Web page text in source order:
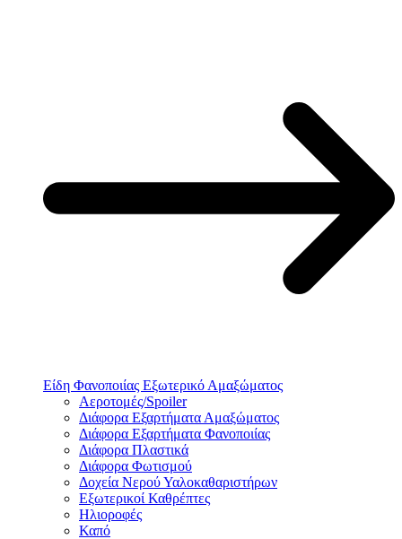
Είδη Φανοποιίας Εξωτερικό Αμαξώματος
Αεροτομές/Spoiler
Διάφορα Εξαρτήματα Αμαξώματος
Διάφορα Εξαρτήματα Φανοποιίας
Διάφορα Πλαστικά
Διάφορα Φωτισμού
Δοχεία Νερού Υαλοκαθαριστήρων
Εξωτερικοί Καθρέπτες
Ηλιοροφές
Καπό